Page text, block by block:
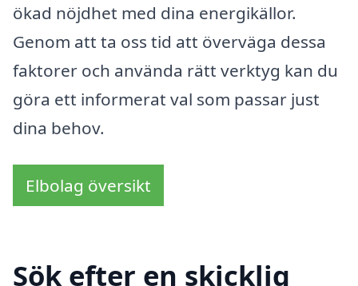
ökad nöjdhet med dina energikällor.
Genom att ta oss tid att överväga dessa
faktorer och använda rätt verktyg kan du
göra ett informerat val som passar just
dina behov.
Elbolag översikt
Sök efter en skicklig